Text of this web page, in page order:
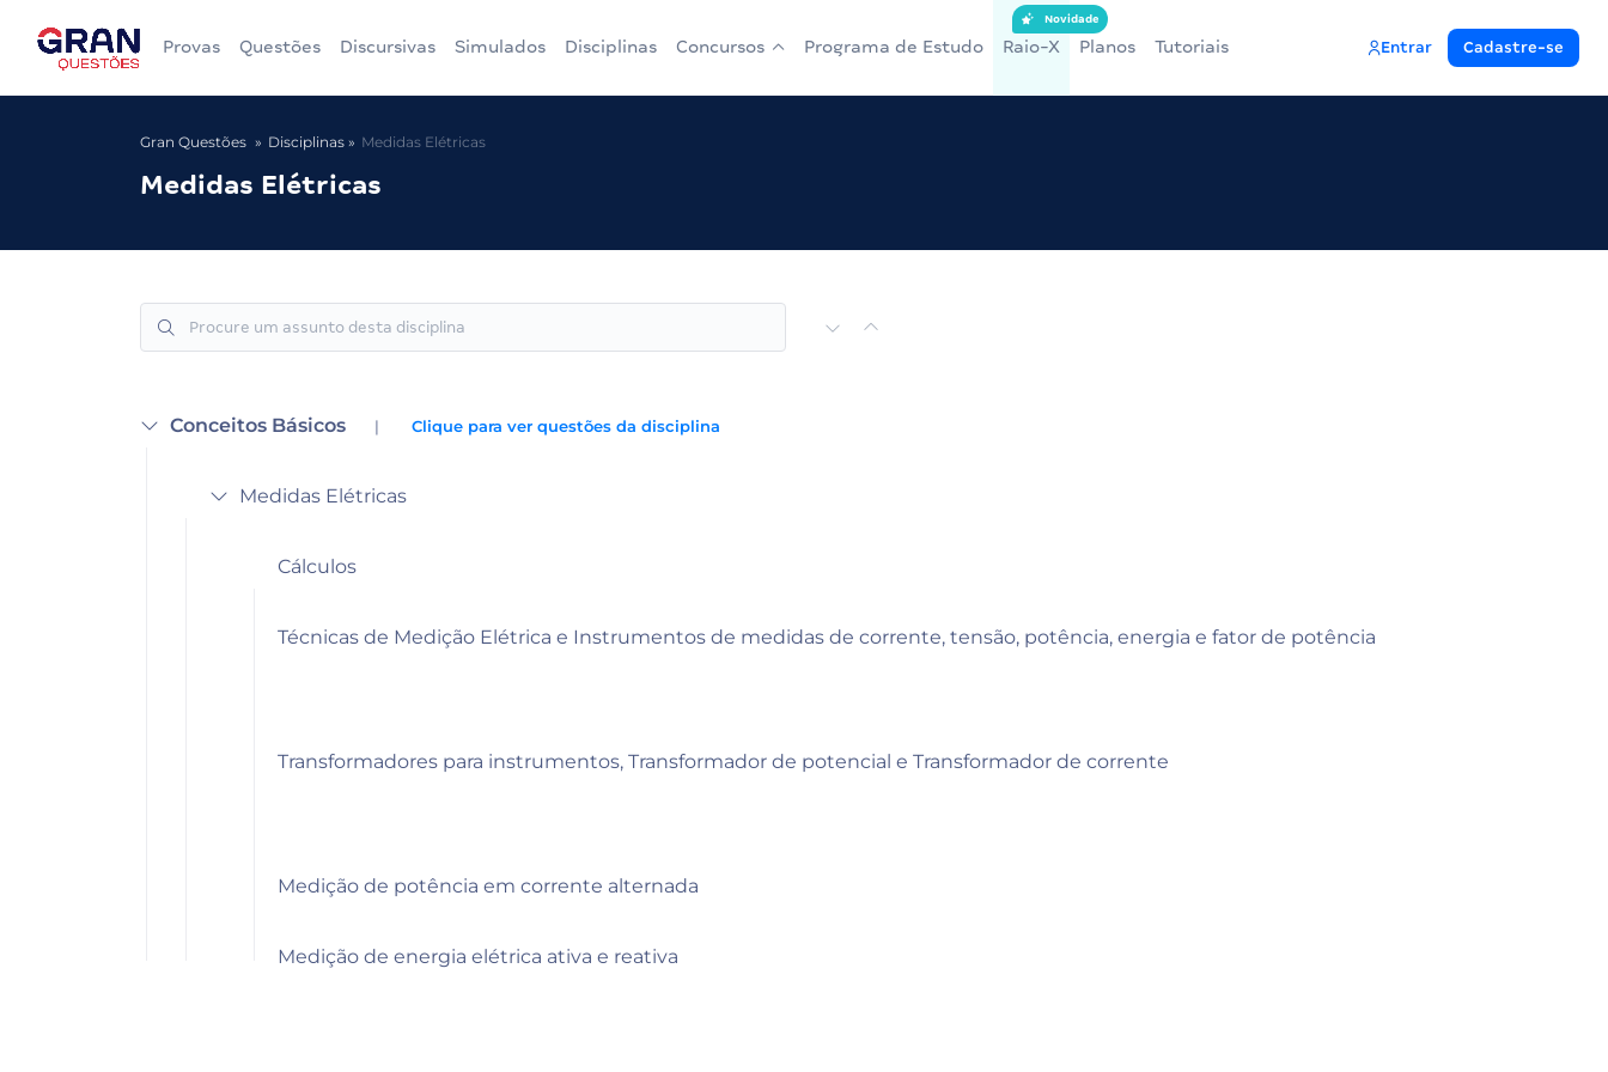
Provas Questões Discursivas Simulados Disciplinas Concursos Programa de Estudo Raio-X
Novidade
Planos Tutoriais Entrar Cadastre-se
Gran Questões Disciplinas Medidas Elétricas
Medidas Elétricas
Conceitos Básicos | Clique para ver questões da disciplina
Medidas Elétricas
Cálculos
Técnicas de Medição Elétrica e Instrumentos de medidas de corrente, tensão, potência, energia e fator de potência
Transformadores para instrumentos, Transformador de potencial e Transformador de corrente
Medição de potência em corrente alternada
Medição de energia elétrica ativa e reativa